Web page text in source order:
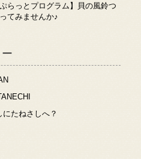
ぷらっとプログラム】貝の風鈴つ
てみませんか♪
にたねさしへ？